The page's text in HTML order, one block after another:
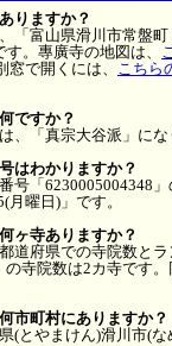
りますか？
「富山県滑川市常盤
。專廣寺の地図は、
窓で開くには、 こちら
ですか？
、「真宗大谷派」にな
はわかりますか？
号「6230005004348
月曜日)」です。
ヶ寺ありますか？
道府県での寺院数と
寺院数は2カ寺です
市町村にありますか？
(とやまけん)滑川市(な